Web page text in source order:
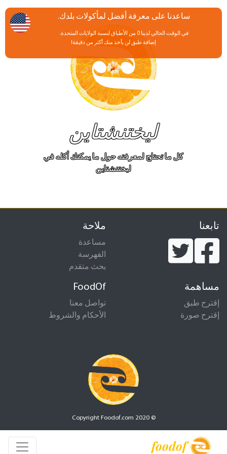
foodof
ليختنشتاين
كل ما تحتاج لمعرفته حول ما يمكنك أكله في
ليختنشتاين
تابعنا ملاحة
مساعدة
الفهرسة
بحث متقدم
مساهمة
إقترح طبق
إقترح صورة
FoodOf
تواصل معنا
الأحكام والشروط
© Copyright Foodof.com 2020
ساعدنا على معرفة أفضل لمأكولات بلدك.
في الوقت الحالي لدينا 0 من الأطباق لنسبة الولايات المتحدة.
إضافة طبق لن يأخذ منك أكثر من دقيقة!